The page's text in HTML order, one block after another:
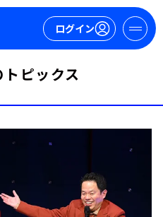
ログイン
ピックス